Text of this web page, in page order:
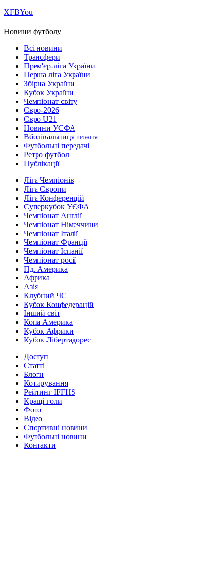
ХFBYou
Новини футболу
Всі новини
Трансфери
Прем'єр-ліга України
Перша ліга України
Збірна України
Кубок України
Чемпіонат світу
Євро-2026
Євро U21
Новини УЄФА
Вболівальниця тижня
Футбольні передачі
Ретро футбол
Публікації
Ліга Чемпіонів
Ліга Європи
Ліга Конференцій
Суперкубок УЄФА
Чемпіонат Англії
Чемпіонат Німеччини
Чемпіонат Італії
Чемпіонат Франції
Чемпіонат Іспанії
Чемпіонат росії
Пд. Америка
Африка
Азія
Клубний ЧС
Кубок Конфедерацій
Інший світ
Копа Америка
Кубок Африки
Кубок Лібертадорес
Доступ
Статті
Блоги
Котирування
Рейтинг IFFHS
Кращі голи
Фото
Відео
Спортивні новини
Футбольні новини
Контакти